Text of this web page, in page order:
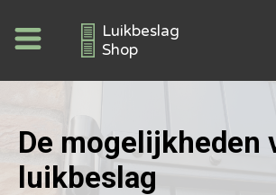
Luikbeslag
Shop
De mogelijkheden
luikbeslag